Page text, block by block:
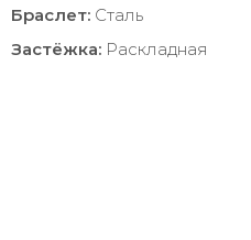
Браслет: Сталь
Застёжка: Раскладная